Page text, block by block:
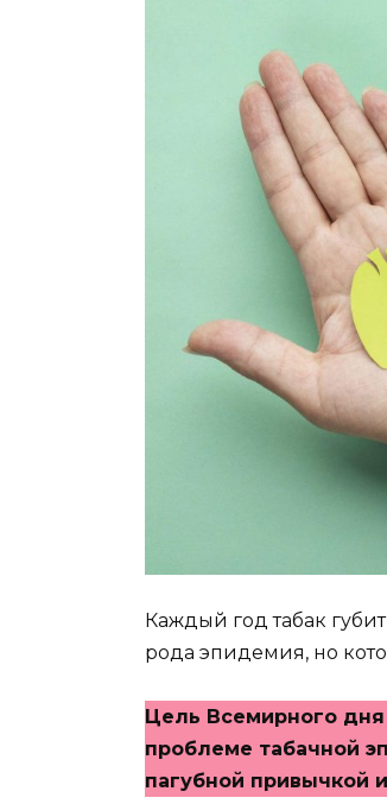
Каждый год табак
рода эпидемия, но
Цель Всемирного
проблеме табачной
пагубной привычкой